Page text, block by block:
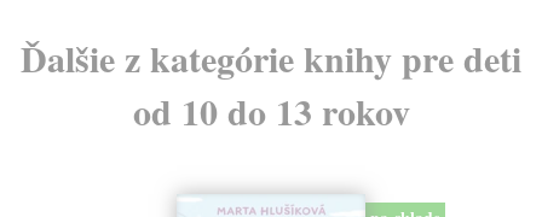
Ďalšie z kategórie knihy pre deti
od 10 do 13 rokov